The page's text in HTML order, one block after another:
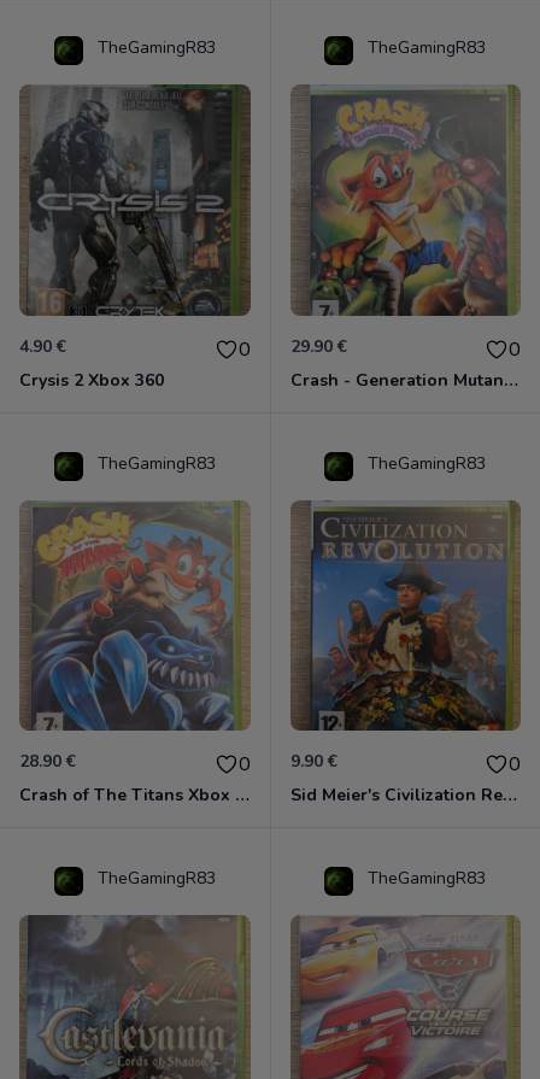
TheGamingR83
4.90 € 0
Crysis 2 Xbox 360
TheGamingR83
29.90 € 0
Crash - Generation Mutant Xbox 360
TheGamingR83
28.90 € 0
Crash of The Titans Xbox 360
TheGamingR83
9.90 € 0
Sid Meier's Civilization Revolution Xbox 360
TheGamingR83 TheGamingR83